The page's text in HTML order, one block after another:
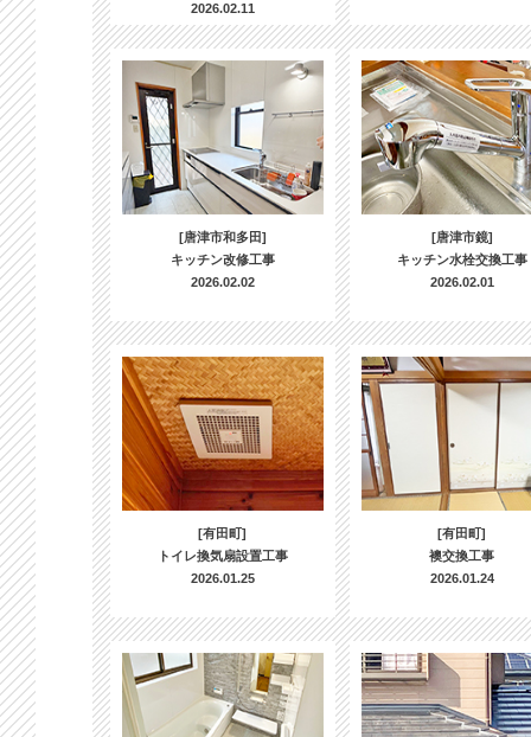
2026.02.11
[唐津市和多田]
キッチン改修工事
2026.02.02
[唐津市鏡]
キッチン水栓交換工事
2026.02.01
[有田町]
トイレ換気扇設置工事
2026.01.25
[有田町]
襖交換工事
2026.01.24